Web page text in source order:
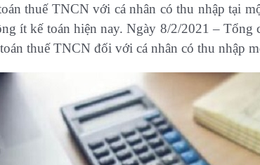
thuế TNCN với cá nhân có thu nhập tại
ít kế toán hiện nay. Ngày 8/2/2021 – Tổng
thuế TNCN đối với cá nhân có thu nhập